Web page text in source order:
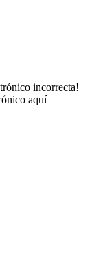
incorrecta!
aquí